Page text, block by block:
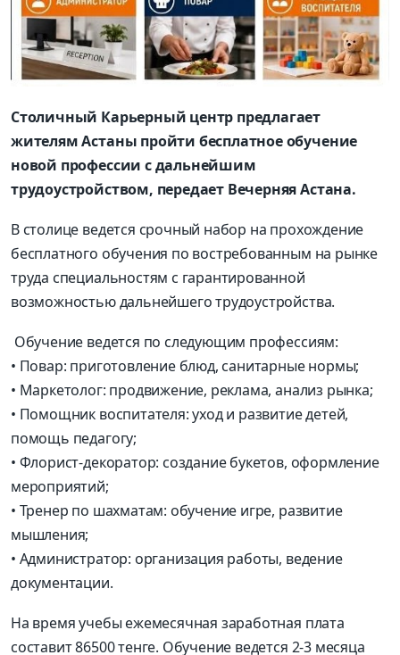
Столичный Карьерный центр предлагает
жителям Астаны пройти бесплатное обучение
новой профессии с дальнейшим
трудоустройством, передает Вечерняя Астана.
В столице ведется срочный набор на прохождение
бесплатного обучения по востребованным на рынке
труда специальностям с гарантированной
возможностью дальнейшего трудоустройства.
Обучение ведется по следующим профессиям:
• Повар: приготовление блюд, санитарные нормы;
• Маркетолог: продвижение, реклама, анализ рынка;
• Помощник воспитателя: уход и развитие детей,
помощь педагогу;
• Флорист-декоратор: создание букетов, оформление
мероприятий;
• Тренер по шахматам: обучение игре, развитие
мышления;
• Администратор: организация работы, ведение
документации.
На время учебы ежемесячная заработная плата
составит 86500 тенге. Обучение ведется 2-3 месяца